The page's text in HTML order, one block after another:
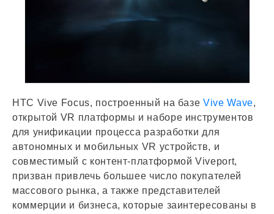
HTC Vive Focus, построенный на базеVive Wave,
открытой VR платформы и наборе инструментов
для унификации процесса разработки для
автономных и мобильных VR устройств, и
совместимый с контент-платформой Viveport,
призван привлечь большее число покупателей
массового рынка, а также представителей
коммерции и бизнеса, которые заинтересованы в